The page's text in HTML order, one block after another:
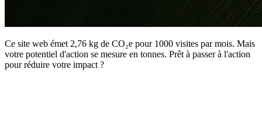
Ce site web émet 2,76 kg de CO₂e pour 1000 visites par mois. Mais
votre potentiel d'action se mesure en tonnes. Prêt à passer à l'action
pour réduire votre impact ?